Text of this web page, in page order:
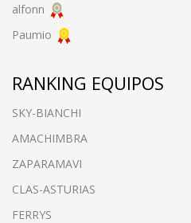
alfonn
Paumio
RANKING EQUIPOS
SKY-BIANCHI
AMACHIMBRA
ZAPARAMAVI
CLAS-ASTURIAS
FERRYS